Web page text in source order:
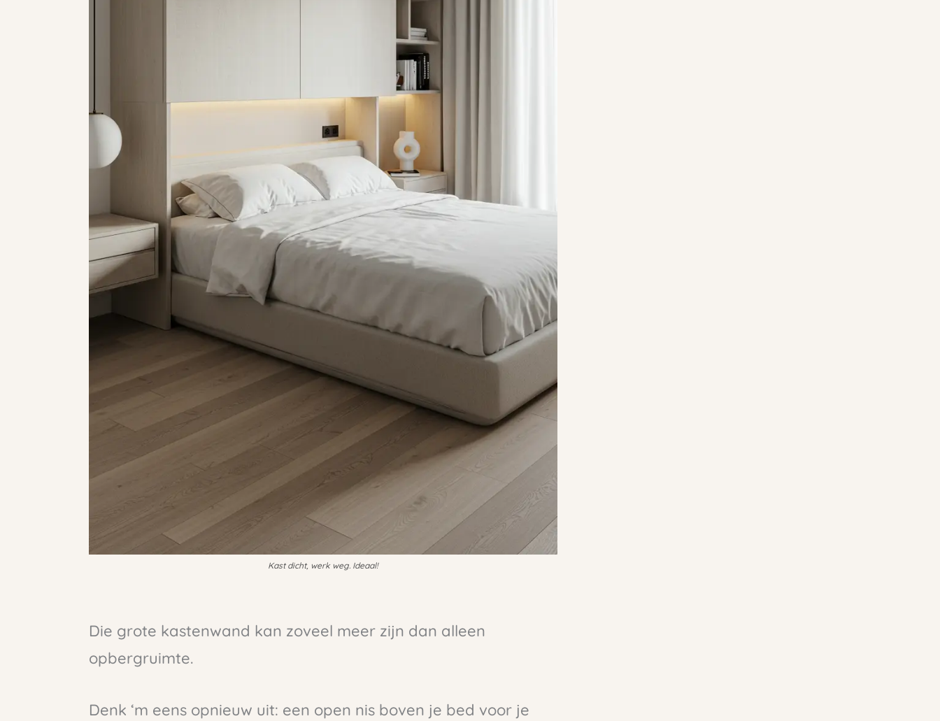
Kast dicht, werk weg. Ideaal!
Die grote kastenwand kan zoveel meer zijn dan alleen
opbergruimte.
Denk ‘m eens opnieuw uit: een open nis boven je bed voor je